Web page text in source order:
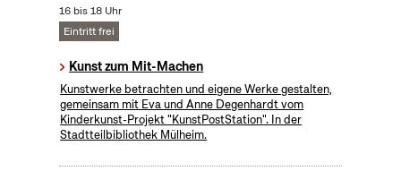
16 bis 18 Uhr
Eintritt frei
Kunst zum Mit-Machen
Kunstwerke betrachten und eigene Werke gestalten,
gemeinsam mit Eva und Anne Degenhardt vom
Kinderkunst-Projekt "KunstPostStation". In der
Stadtteilbibliothek Mülheim.